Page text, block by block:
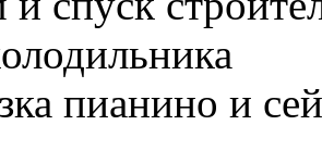
пианино и